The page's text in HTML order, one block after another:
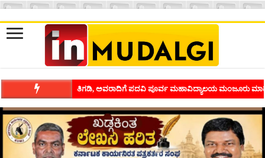
ತಿಗಡಿ, ಅವರಾದಿಗೆ ಪದವಿ ಪೂರ್ವ ಮಹಾವಿದ್ಯಾಲಯ ಮಂಜೂರು